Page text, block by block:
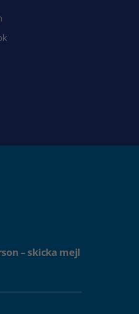
– skicka mejl